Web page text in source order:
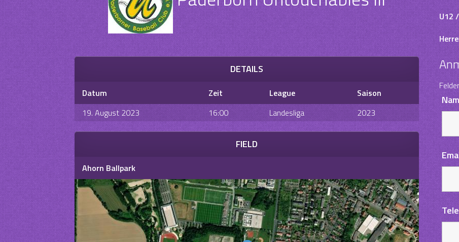
DETAILS
Datum Zeit League
Saison
19. August 2023
16:00 Landesliga 2023
FIELD
Ahorn Ballpark
U12